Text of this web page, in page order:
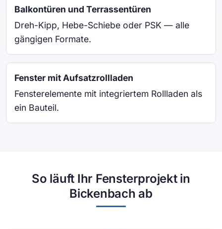
Balkontüren und Terrassentüren
Dreh-Kipp, Hebe-Schiebe oder PSK — alle
gängigen Formate.
Fenster mit Aufsatzrollladen
Fensterelemente mit integriertem Rollladen als
ein Bauteil.
So läuft Ihr Fensterprojekt in
Bickenbach ab